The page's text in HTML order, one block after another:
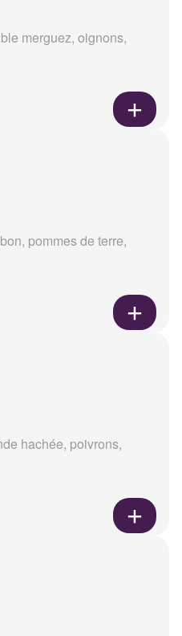
merguez, oignons,
pommes de terre,
hachée, poivrons,